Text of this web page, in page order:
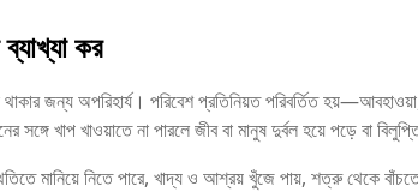
কর
জন্য অপরিহার্য। পরিবেশ প্রতিনিয়ত পরিবর্তিত
সঙ্গে খাপ খাওয়াতে না পারলে জীব বা মানুষ দুর্বল হয়ে পড়ে বা
মানিয়ে নিতে পারে, খাদ্য ও আশ্রয় খুঁজে পায়, শত্রু থেকে